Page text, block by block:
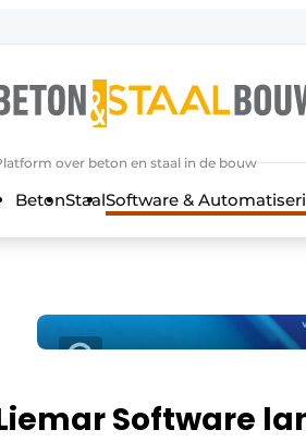
Algemene voorwaarden
Beton & Staalbouw | Ontdek
Evenement aanmelden
over beton en staal in de bouw
BetonStaalSoftware &
Software